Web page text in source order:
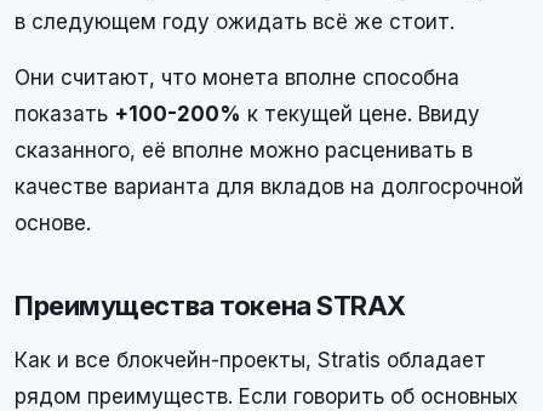
в следующем году ожидать всё же стоит.
Они считают, что монета вполне способна
показать +100-200% к текущей цене. Ввиду
сказанного, её вполне можно расценивать в
качестве варианта для вкладов на долгосрочной
основе.
Преимущества токена STRAX
Как и все блокчейн-проекты, Stratis обладает
рядом преимуществ. Если говорить об основных